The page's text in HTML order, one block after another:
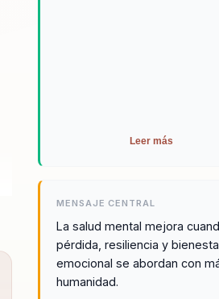
Leer más
MENSAJE CENTRAL
La salud mental mejora
pérdida, resiliencia y
emocional se abordan con
humanidad.